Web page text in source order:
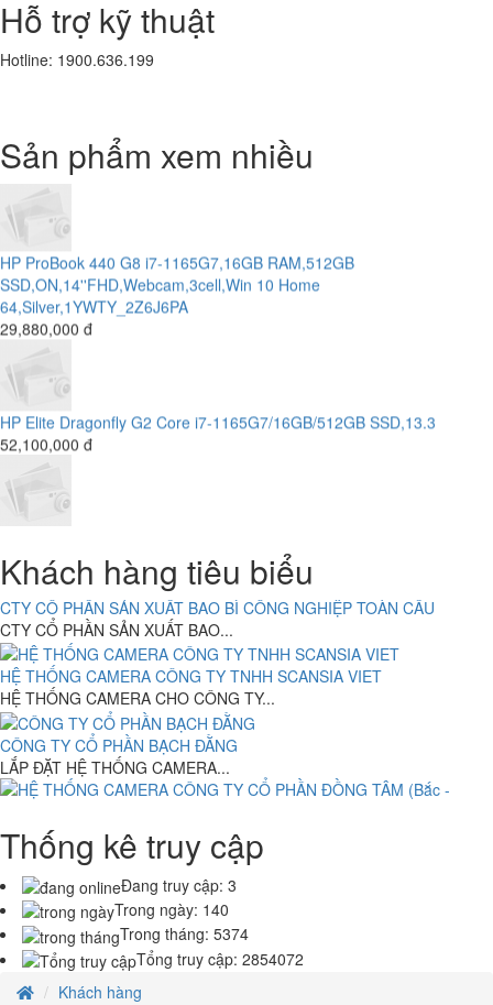
Hỗ trợ kỹ thuật
Hotline: 1900.636.199
Sản phẩm xem nhiều
SSD256G- 16.5'
10,800,000 đ
SSD256G - 14 " FHD CẢM ỨNG
10,200,000 đ
HP ProBook 440 G8 i7-1165G7,16GB RAM,512GB
SSD,ON,14''FHD,Webcam,3cell,Win 10 Home
64,Silver,1YWTY_2Z6J6PA
29,880,000 đ
HP Elite Dragonfly G2 Core i7-1165G7/16GB/512GB SSD,13.3
52,100,000 đ
120G
4,700,000 đ
Máy Bộ HP Prodesk 6000 G1-Intel Core i3-4160.( TH4) RAM 4G-
120G
4,000,000 đ
TH6)RAM 4G- 120G
8.150.000 đ6,500,000 đ
Asus VivoBook X413JA-211.VBWB ( Intel Core i3-1005G1 /4GB
DDR4/128GB NVMe SSD/14inchFHD/Win10/Màu Trắng )
13,550,000 đ
Khách hàng tiêu biểu
CÔNG TY CỔ PHẦN TƯ VẤN ĐẦU TƯ KIM AN
CÔNG TY CỔ PHẦN TƯ VẤN...
CÔNG TY CỔ PHẦN SẢN XUẤT THƯƠNG MẠI THIẾT KẾ BÌNH MINH
CÔNG TY TNHH MỘT THÀNH VIÊN...
HỆ THỐNG CAMERA CÔNG TY CỔ PHẦN VIỆT TINH ANH (Bắc -
Trung - Nam)
CÔNG TY CỔ PHẦN VIỆT TINH...
ABC BAKERY DOANH NGHIỆP TƯ NHÂN...
CTY CỔ PHẦN SẢN XUẤT BAO BÌ CÔNG NGHIỆP TOÀN CẦU
CTY CỔ PHẦN SẢN XUẤT BAO...
HỆ THỐNG CAMERA CÔNG TY TNHH SCANSIA VIET
HỆ THỐNG CAMERA CHO CÔNG TY...
CÔNG TY CỔ PHẦN BẠCH ĐẰNG
LẮP ĐẶT HỆ THỐNG CAMERA...
HỆ THỐNG CAMERA CÔNG TY CỔ PHẦN ĐỒNG TÂM (Bắc - Trung -
Nam)
HỆ THỐNG CAMERA CÔNG TY CỔ...
Thống kê truy cập
Đang truy cập: 3
Trong ngày: 140
Trong tháng: 5374
Tổng truy cập: 2854072
Khách hàng